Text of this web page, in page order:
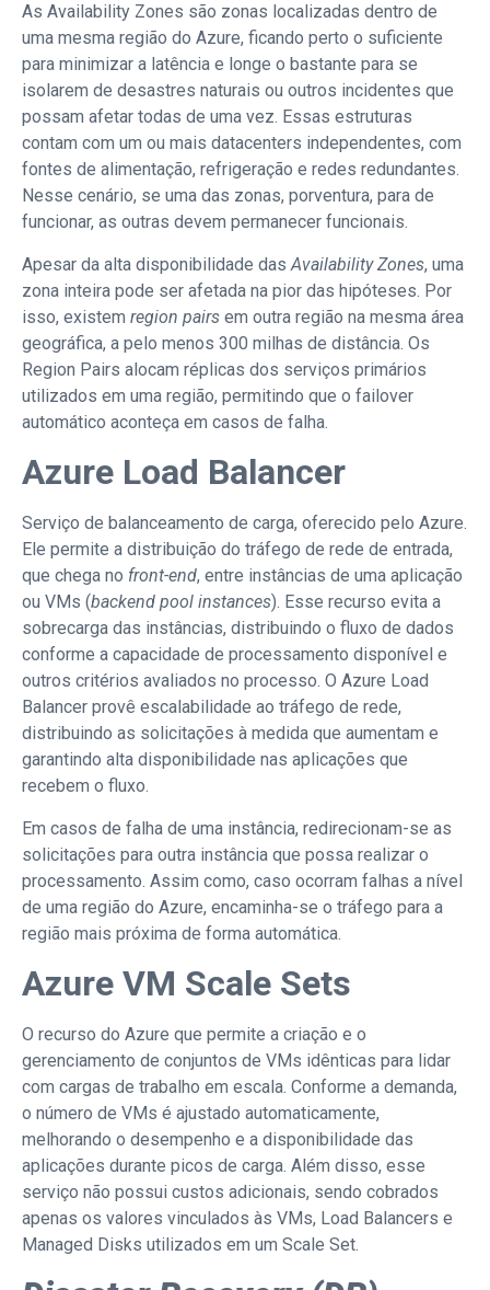
As Availability Zones são zonas localizadas dentro de
uma mesma região do Azure, ficando perto o suficiente
para minimizar a latência e longe o bastante para se
isolarem de desastres naturais ou outros incidentes que
possam afetar todas de uma vez. Essas estruturas
contam com um ou mais datacenters independentes, com
fontes de alimentação, refrigeração e redes redundantes.
Nesse cenário, se uma das zonas, porventura, para de
funcionar, as outras devem permanecer funcionais.
Apesar da alta disponibilidade das Availability Zones, uma
zona inteira pode ser afetada na pior das hipóteses. Por
isso, existem region pairs em outra região na mesma área
geográfica, a pelo menos 300 milhas de distância. Os
Region Pairs alocam réplicas dos serviços primários
utilizados em uma região, permitindo que o failover
automático aconteça em casos de falha.
Azure Load Balancer
Serviço de balanceamento de carga, oferecido pelo Azure.
Ele permite a distribuição do tráfego de rede de entrada,
que chega no front-end, entre instâncias de uma aplicação
ou VMs (backend pool instances). Esse recurso evita a
sobrecarga das instâncias, distribuindo o fluxo de dados
conforme a capacidade de processamento disponível e
outros critérios avaliados no processo. O Azure Load
Balancer provê escalabilidade ao tráfego de rede,
distribuindo as solicitações à medida que aumentam e
garantindo alta disponibilidade nas aplicações que
recebem o fluxo.
Em casos de falha de uma instância, redirecionam-se as
solicitações para outra instância que possa realizar o
processamento. Assim como, caso ocorram falhas a nível
de uma região do Azure, encaminha-se o tráfego para a
região mais próxima de forma automática.
Azure VM Scale Sets
O recurso do Azure que permite a criação e o
gerenciamento de conjuntos de VMs idênticas para lidar
com cargas de trabalho em escala. Conforme a demanda,
o número de VMs é ajustado automaticamente,
melhorando o desempenho e a disponibilidade das
aplicações durante picos de carga. Além disso, esse
serviço não possui custos adicionais, sendo cobrados
apenas os valores vinculados às VMs, Load Balancers e
Managed Disks utilizados em um Scale Set.